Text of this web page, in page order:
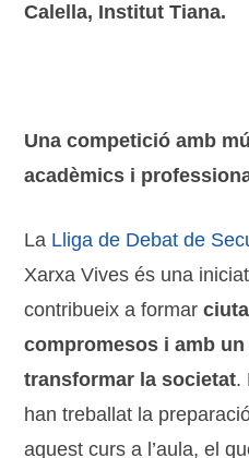
Calella, Institut Tiana.
Una competició amb
acadèmics i
La Lliga de Debat de
Xarxa Vives és una
contribueix a formar
compromesos i amb
transformar la societat.
han treballat la
aquest curs a l’aula, el